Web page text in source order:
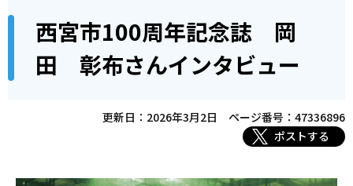
ジ
頭
西宮市100周年記念誌 岡田 彰布さんインタビュー
西宮市100周年記念誌 岡
田 彰布さんインタビュー
更新日：2026年3月2日
ページ番号：47336896
ポストする